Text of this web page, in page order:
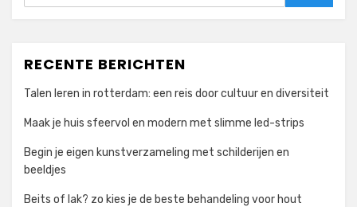
RECENTE BERICHTEN
Talen leren in rotterdam: een reis door cultuur en diversiteit
Maak je huis sfeervol en modern met slimme led-strips
Begin je eigen kunstverzameling met schilderijen en
beeldjes
Beits of lak? zo kies je de beste behandeling voor hout